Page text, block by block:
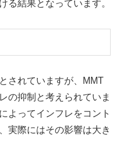
る結果となっています。
されていますが、MMT
の抑制と考えられていま
よってインフレをコント
実際にはその影響は大き